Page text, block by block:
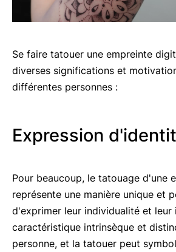
Se faire tatouer une empreinte
diverses significations et
différentes personnes :
Expression
Pour beaucoup, le tatouage d'une
représente une manière unique et
d'exprimer leur individualité et leur
caractéristique intrinsèque et
personne, et la tatouer peut